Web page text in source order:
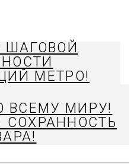
ШАГОВОЙ
МЕТРО!
ВСЕМУ МИРУ!
СОХРАННОСТЬ